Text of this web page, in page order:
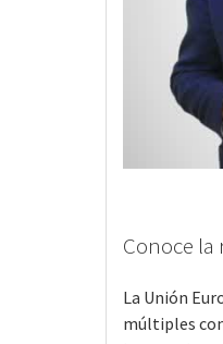
Conoce
La Unión
múltiples